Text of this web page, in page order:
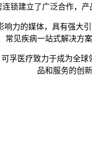
锁建立了广泛合作，
的媒体，具有强大引
见疾病一站式解决方
医疗致力于成为全球
品和服务的创